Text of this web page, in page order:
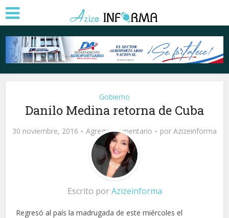
Gobierno
Danilo Medina retorna de Cuba
30 noviembre, 2016 Agregar comentario por Azizeinforma
Escrito porAzizeinforma
Regresó al país la madrugada de este miércoles el